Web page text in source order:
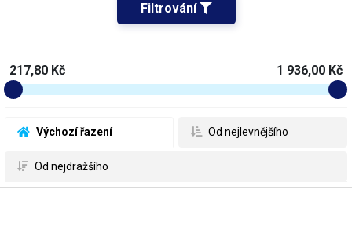
Filtrování
Výchozí řazení Od nejlevnějšího
Od nejdražšího
217,80 Kč 1 936,00 Kč